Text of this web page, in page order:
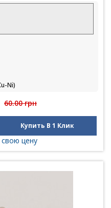
Ni)
60.00 грн
Купить В 1 Клик
цену